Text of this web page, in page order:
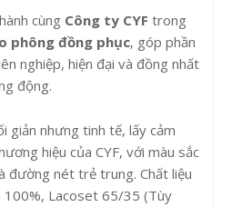
cùng Công ty CYF trong
phông đồng phục, góp phần
nghiệp, hiện đại và đồng nhất
động.
giản nhưng tinh tế, lấy cảm
hiệu của CYF, với màu sắc
đường nét trẻ trung. Chất liệu
100%, Lacoset 65/35 (Tùy